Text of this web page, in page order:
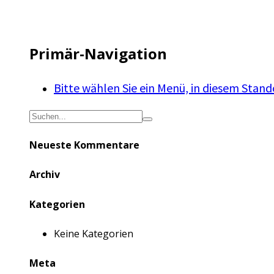
Primär-Navigation
Bitte wählen Sie ein Menü, in diesem
Neueste Kommentare
Archiv
Kategorien
Keine Kategorien
Meta